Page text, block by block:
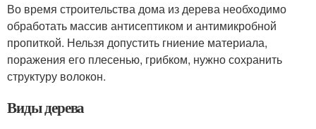
Во время строительства дома из дерева необходимо
обработать массив антисептиком и антимикробной
пропиткой. Нельзя допустить гниение материала,
поражения его плесенью, грибком, нужно сохранить
структуру волокон.
Виды дерева